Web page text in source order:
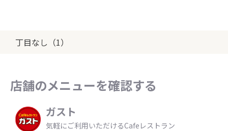
丁目なし（1）
店舗のメニューを確認する
ガスト
気軽にご利用いただけるCafeレストラン